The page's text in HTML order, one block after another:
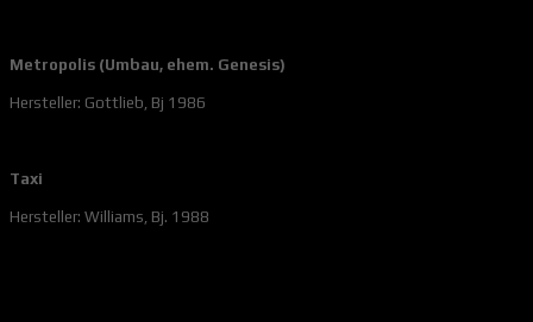
Metropolis (Umbau, ehem. Genesis)
Hersteller: Gottlieb, Bj 1986
Taxi
Hersteller: Williams, Bj. 1988